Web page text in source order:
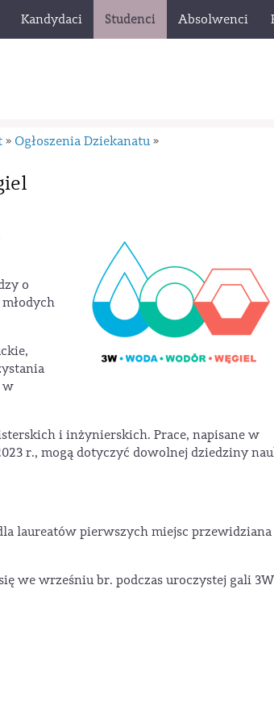
Kandydaci Studenci Absolwenci
» Ogłoszenia Dziekanatu »
o
w
i inżynierskich. Prace, napisane w
r., mogą dotyczyć dowolnej dziedziny
laureatów pierwszych miejsc
we wrześniu br. podczas uroczystej gali